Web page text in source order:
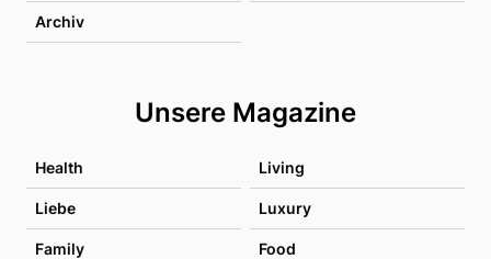
Archiv
Unsere Magazine
Health Living
Liebe Luxury
Family Food